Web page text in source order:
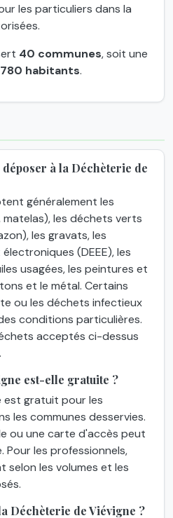
les particuliers dans la
40 communes, soit une
habitants.
à la Déchèterie de
généralement les
les déchets verts
les gravats, les
(DEEE), les
usagées, les peintures et
et le métal. Certains
ou les déchets infectieux
conditions particulières.
acceptés ci-dessus
est-elle gratuite ?
est gratuit pour les
les communes desservies.
ou une carte d'accès peut
Pour les professionnels,
les volumes et les
Déchèterie de Viévigne ?